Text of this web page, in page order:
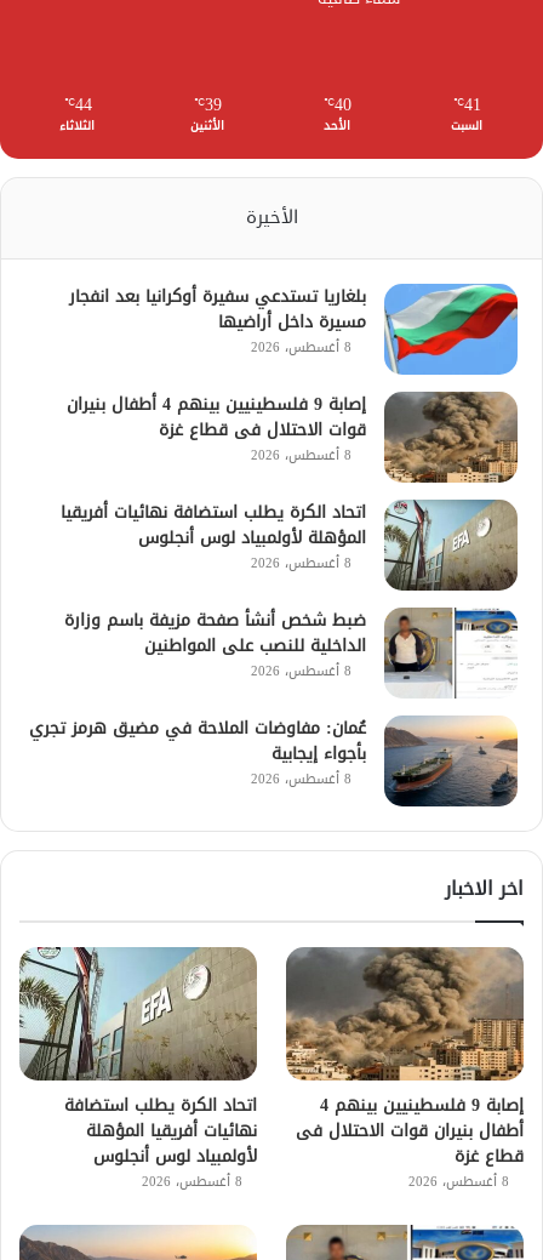
41
℃
السبت
40
℃
الأحد
39
℃
الأثنين
44
℃
الثلاثاء
الأخيرة
بلغاريا تستدعي سفيرة أوكرانيا بعد انفجار
مسيرة داخل أراضيها
8 أغسطس، 2026
إصابة 9 فلسطينيين بينهم 4 أطفال بنيران
قوات الاحتلال فى قطاع غزة
8 أغسطس، 2026
اتحاد الكرة يطلب استضافة نهائيات أفريقيا
المؤهلة لأولمبياد لوس أنجلوس
8 أغسطس، 2026
ضبط شخص أنشأ صفحة مزيفة باسم وزارة
الداخلية للنصب على المواطنين
8 أغسطس، 2026
عُمان: مفاوضات الملاحة في مضيق هرمز تجري
بأجواء إيجابية
8 أغسطس، 2026
اخر الاخبار
إصابة 9 فلسطينيين بينهم 4
أطفال بنيران قوات الاحتلال فى
قطاع غزة
8 أغسطس، 2026
اتحاد الكرة يطلب استضافة
نهائيات أفريقيا المؤهلة
لأولمبياد لوس أنجلوس
8 أغسطس، 2026